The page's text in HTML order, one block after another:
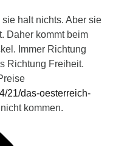
halt nichts. Aber sie
Daher kommt beim
Immer Richtung
Richtung Freiheit.
21/das-oesterreich-
kommen.